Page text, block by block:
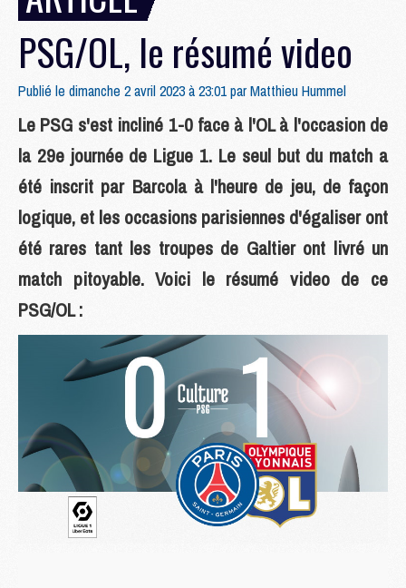
PSG/OL, le résumé video
Publié le dimanche 2 avril 2023 à 23:01 parMatthieu Hummel
Le PSG s'est incliné 1-0 face à l'OL à l'occasion de
la 29e journée de Ligue 1. Le seul but du match a
été inscrit par Barcola à l'heure de jeu, de façon
logique, et les occasions parisiennes d'égaliser ont
été rares tant les troupes de Galtier ont livré un
match pitoyable. Voici le résumé video de ce
PSG/OL :